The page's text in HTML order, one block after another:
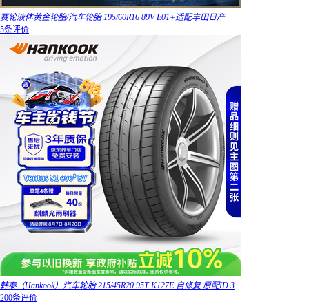
赛轮液体黄金轮胎/汽车轮胎 195/60R16 89V E01+适配丰田日产
5条评价
韩泰（Hankook）汽车轮胎 215/45R20 95T K127E 自修复 原配ID.3
200条评价